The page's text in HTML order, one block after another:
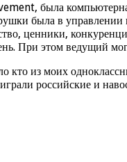
была
была в управлении
ценники,
При этом ведущий
из моих
российские и